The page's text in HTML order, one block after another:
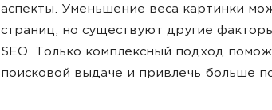
аспекты. Уменьшение веса картинки
страниц, но существуют другие
SEO. Только комплексный подход
поисковой выдаче и привлечь больше